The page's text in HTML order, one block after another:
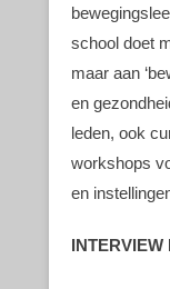
school doet
maar aan
en
leden, ook
workshops
en